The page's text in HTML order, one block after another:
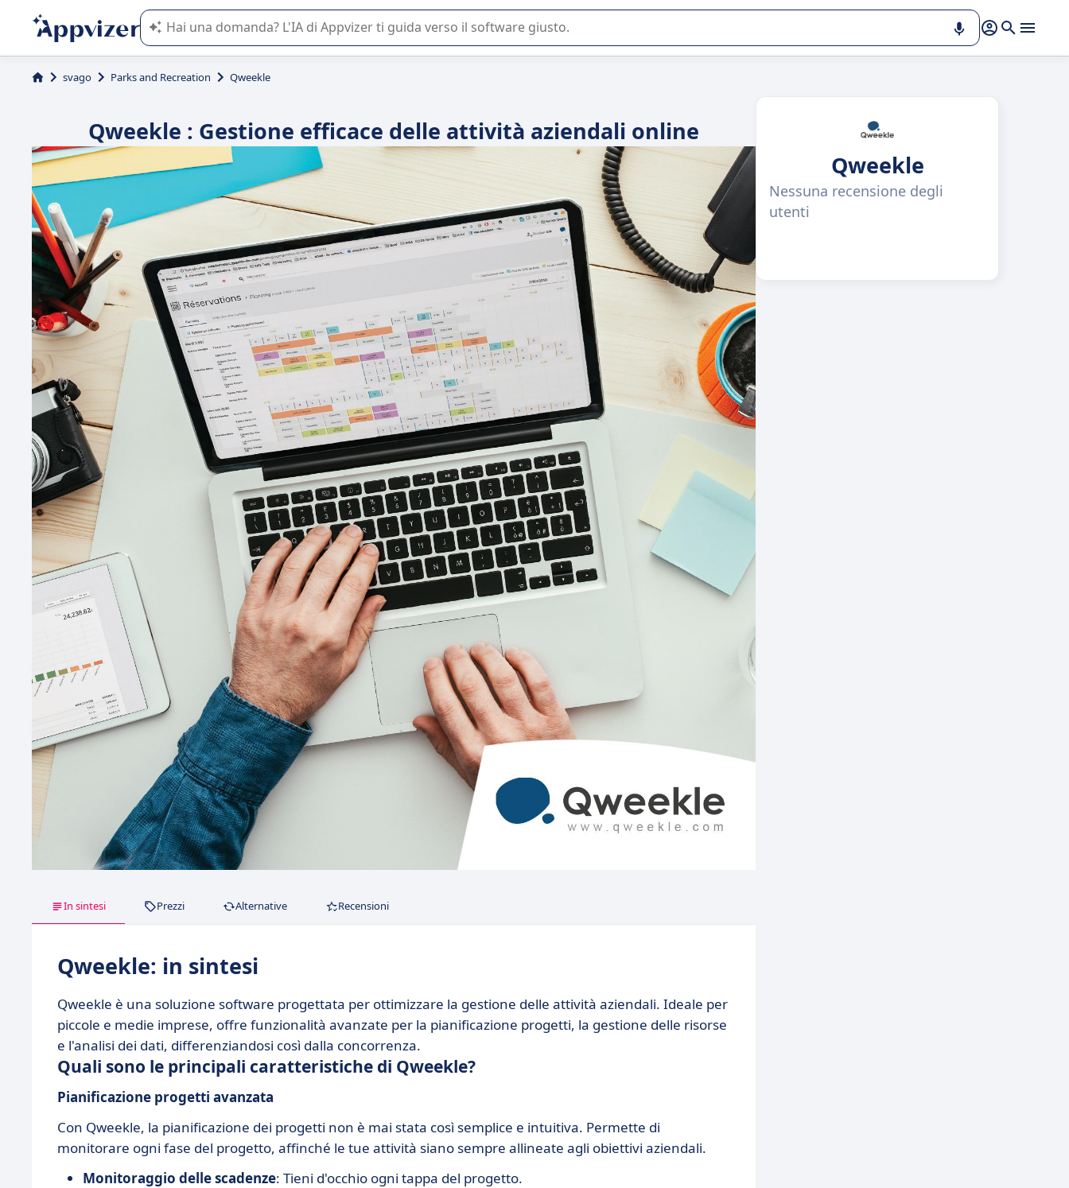
L'IA di Appvizer vi guida nell'utilizzo o nella scelta di un software SaaS per la vostra azienda.
svago Parks and Recreation Qweekle
Qweekle : Gestione efficace delle attività aziendali online
In sintesi Prezzi Alternative Recensioni
Qweekle: in sintesi
Qweekle è una soluzione software progettata per ottimizzare la gestione delle attività aziendali. Ideale per
piccole e medie imprese, offre funzionalità avanzate per la pianificazione progetti, la gestione delle risorse
e l'analisi dei dati, differenziandosi così dalla concorrenza.
Quali sono le principali caratteristiche di Qweekle?
Pianificazione progetti avanzata
Con Qweekle, la pianificazione dei progetti non è mai stata così semplice e intuitiva. Permette di
monitorare ogni fase del progetto, affinché le tue attività siano sempre allineate agli obiettivi aziendali.
Monitoraggio delle scadenze: Tieni d'occhio ogni tappa del progetto.
Qweekle
Nessuna recensione degli
utenti